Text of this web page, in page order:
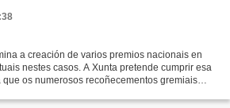
a creación de varios premios nacionais en
nestes casos. A Xunta pretende cumprir esa
os numerosos recoñecementos gremiais